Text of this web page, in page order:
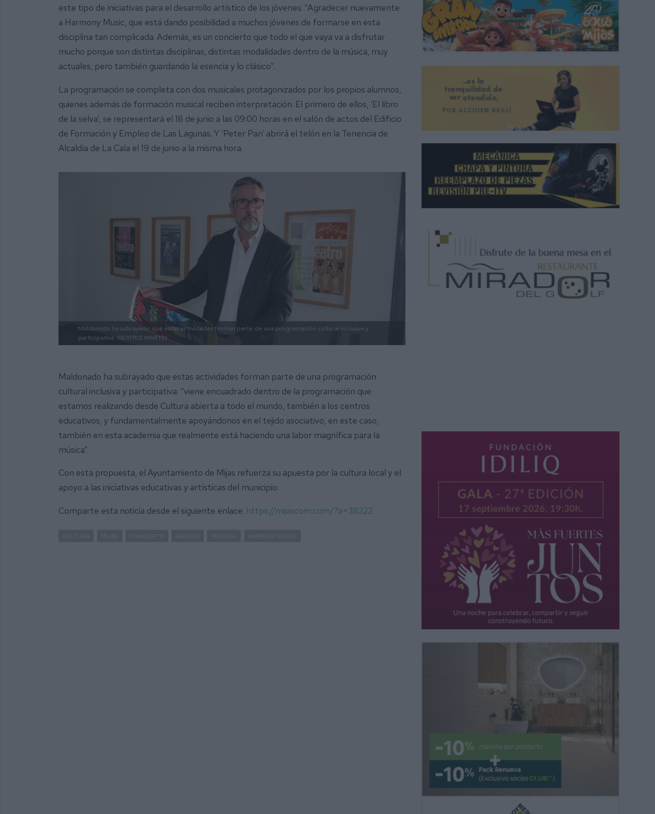
este tipo de iniciativas para el desarrollo artístico de los jóvenes: “Agradecer nuevamente
a Harmony Music, que está dando posibilidad a muchos jóvenes de formarse en esta
disciplina tan complicada. Además, es un concierto que todo el que vaya va a disfrutar
mucho porque son distintas disciplinas, distintas modalidades dentro de la música, muy
actuales, pero también guardando la esencia y lo clásico”.
La programación se completa con dos musicales protagonizados por los propios alumnos,
quienes además de formación musical reciben interpretación. El primero de ellos, ‘El libro
de la selva’, se representará el 18 de junio a las 09:00 horas en el salón de actos del Edificio
de Formación y Empleo de Las Lagunas. Y ‘Peter Pan’ abrirá el telón en la Tenencia de
Alcaldía de La Cala el 19 de junio a la misma hora.
Maldonado ha subrayado que estas actividades forman parte de una programación cultural inclusiva y
participativa. BEATRIZ MARTÍN
Maldonado ha subrayado que estas actividades forman parte de una programación
cultural inclusiva y participativa: “viene encuadrado dentro de la programación que
estamos realizando desde Cultura abierta a todo el mundo, también a los centros
educativos, y fundamentalmente apoyándonos en el tejido asociativo, en este caso,
también en esta academia que realmente está haciendo una labor magnífica para la
música”.
Con esta propuesta, el Ayuntamiento de Mijas refuerza su apuesta por la cultura local y el
apoyo a las iniciativas educativas y artísticas del municipio.
Comparte esta noticia desde el siguiente enlace: https://mijascom.com/?a=38322